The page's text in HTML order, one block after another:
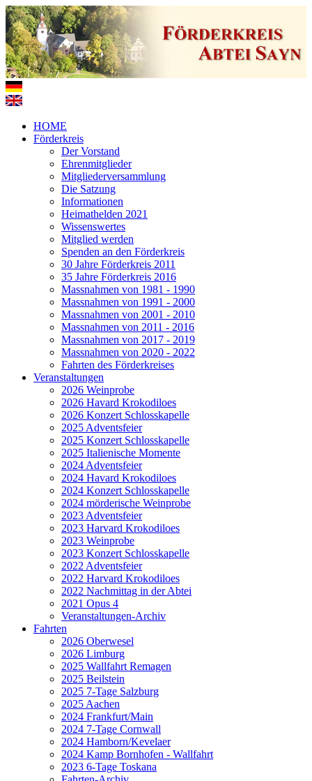
HOME
Förderkreis
Der Vorstand
Ehrenmitglieder
Mitgliederversammlung
Die Satzung
Informationen
Heimathelden 2021
Wissenswertes
Mitglied werden
Spenden an den Förderkreis
30 Jahre Förderkreis 2011
35 Jahre Förderkreis 2016
Massnahmen von 1981 - 1990
Massnahmen von 1991 - 2000
Massnahmen von 2001 - 2010
Massnahmen von 2011 - 2016
Massnahmen von 2017 - 2019
Massnahmen von 2020 - 2022
Fahrten des Förderkreises
Veranstaltungen
2026 Weinprobe
2026 Havard Krokodiloes
2026 Konzert Schlosskapelle
2025 Adventsfeier
2025 Konzert Schlosskapelle
2025 Italienische Momente
2024 Adventsfeier
2024 Havard Krokodiloes
2024 Konzert Schlosskapelle
2024 mörderische Weinprobe
2023 Adventsfeier
2023 Harvard Krokodiloes
2023 Weinprobe
2023 Konzert Schlosskapelle
2022 Adventsfeier
2022 Harvard Krokodiloes
2022 Nachmittag in der Abtei
2021 Opus 4
Veranstaltungen-Archiv
Fahrten
2026 Oberwesel
2026 Limburg
2025 Wallfahrt Remagen
2025 Beilstein
2025 7-Tage Salzburg
2025 Aachen
2024 Frankfurt/Main
2024 7-Tage Cornwall
2024 Hamborn/Kevelaer
2024 Kamp Bornhofen - Wallfahrt
2023 6-Tage Toskana